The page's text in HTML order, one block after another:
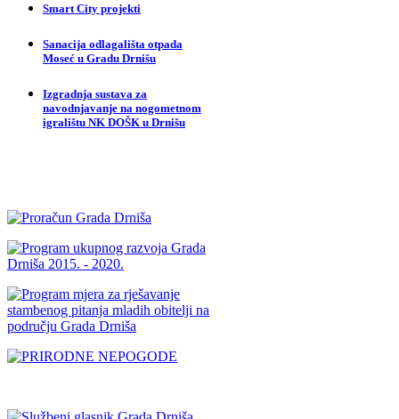
Smart City projekti
Sanacija odlagališta otpada
Moseć u Gradu Drnišu
Izgradnja sustava za
navodnjavanje na nogometnom
igralištu NK DOŠK u Drnišu